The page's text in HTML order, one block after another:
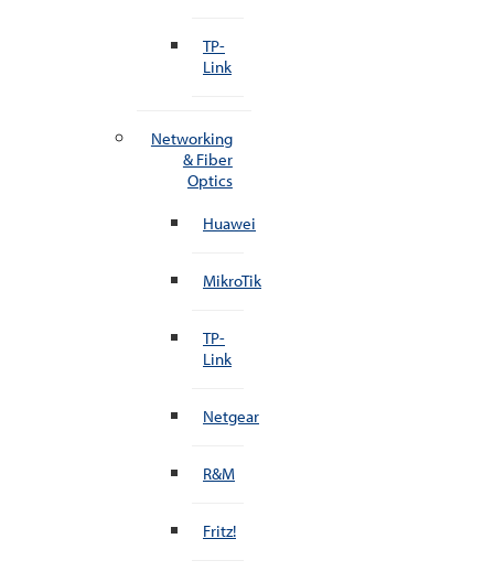
TP-
Link
Networking
& Fiber
Optics
Huawei
MikroTik
TP-
Link
Netgear
R&M
Fritz!